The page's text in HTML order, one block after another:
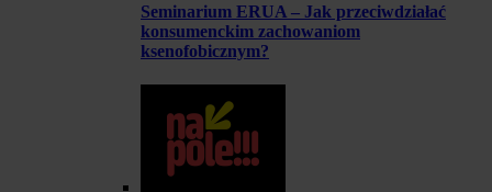
Seminarium ERUA – Jak przeciwdziałać
konsumenckim zachowaniom
ksenofobicznym?